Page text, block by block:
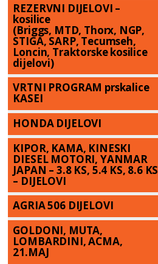
REZERVNI DIJELOVI –
kosilice
(Briggs, MTD, Thorx, NGP,
STIGA, SARP, Tecumseh,
Loncin, Traktorske kosilice
dijelovi)
VRTNI PROGRAM prskalice
KASEI
HONDA DIJELOVI
KIPOR, KAMA, KINESKI
DIESEL MOTORI, YANMAR
JAPAN – 3.8 KS, 5.4 KS, 8.6 KS
– DIJELOVI
AGRIA 506 DIJELOVI
GOLDONI, MUTA,
LOMBARDINI, ACMA,
21.MAJ